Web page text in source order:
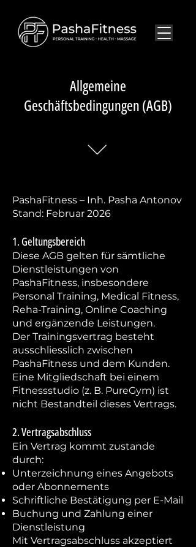
Allgemeine
Geschäftsbedingungen (AGB)
PashaFitness – Inh. Pasha Antonov
Stand: Februar 2026
1. Geltungsbereich
Diese AGB gelten für sämtliche
Dienstleistungen von
PashaFitness, insbesondere
Personal Training, Medical Fitness,
Reha-Training, Online Coaching
und ergänzende Leistungen.
Der Trainingsvertrag besteht
ausschliesslich zwischen
PashaFitness und dem Kunden.
Eine Mitgliedschaft bei einem
Fitnessstudio (z. B. PureGym) ist
nicht Bestandteil dieses Vertrags.
2. Vertragsabschluss
Ein Vertrag kommt zustande
durch:
Unterzeichnung eines Angebots
oder Abonnements
Schriftliche Bestätigung per E-Mail
Buchung und Zahlung einer
Dienstleistung
Mit Vertragsabschluss akzeptiert